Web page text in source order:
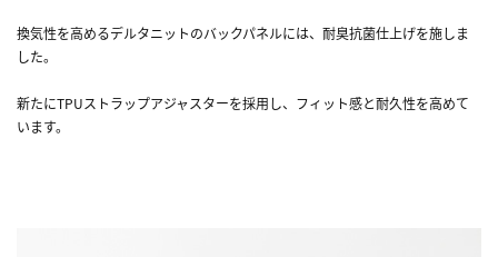
換気性を高めるデルタニットのバックパネルには、耐臭抗菌仕上げを施しま
した。
新たにTPUストラップアジャスターを採用し、フィット感と耐久性を高めて
います。